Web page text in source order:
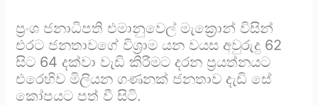
ප්‍රංශ ජනාධිපති එමානුවෙල් මැක්‍රොන් විසින්
එරට ජනතාවගේ විශ්‍රාම යන වයස අවුරුදු 62
සිට 64 දක්වා වැඩි කිරීමට දරන ප්‍රයත්නයට
එරෙහිව මිලියන ගණනක් ජනතාව දැඩි සේ
කෝපයට පත් වී සිටි.